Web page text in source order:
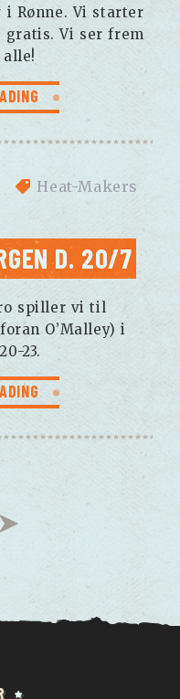
i Rønne. Vi starter
gratis. Vi ser frem
Heat-Makers
D. 20/7
spiller vi til
O’Malley) i
23.